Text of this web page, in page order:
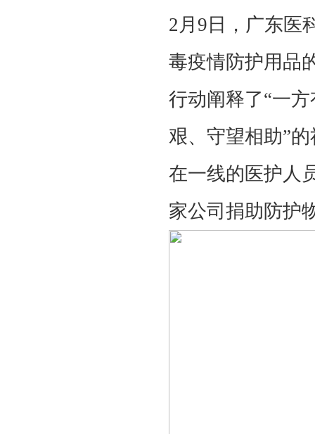
2月9日，广东医
毒疫情防护用品
行动阐释了“一
艰、守望相助”
在一线的医护人
家公司捐助防护